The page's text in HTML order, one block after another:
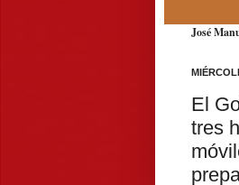
José
El
tres